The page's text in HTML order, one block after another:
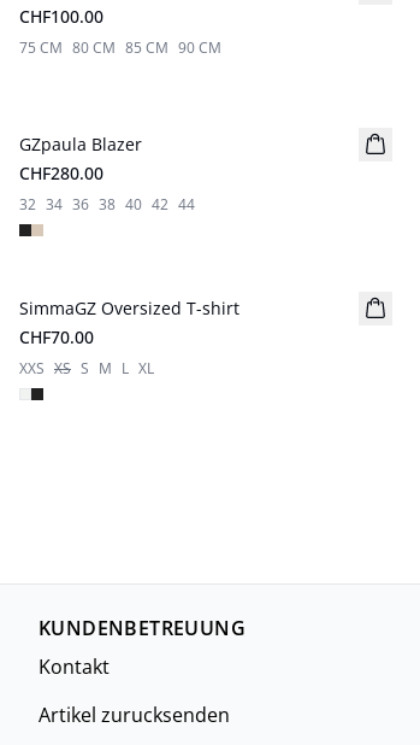
CHF100.00
75 CM 80 CM 85 CM 90 CM
Neuheiten
GZpaula Blazer
CHF280.00
32 34 36 38 40 42 44
Neuheiten
SimmaGZ Oversized T-shirt
CHF70.00
XXS XS S M L XL
KUNDENBETREUUNG
Kontakt
Artikel zurucksenden